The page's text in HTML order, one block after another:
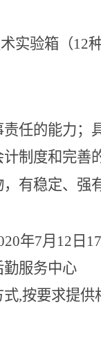
实验箱（12
任的能力
制度和完善
有稳定、强
年7月 12 日
勤服务中心
式,按要求提供